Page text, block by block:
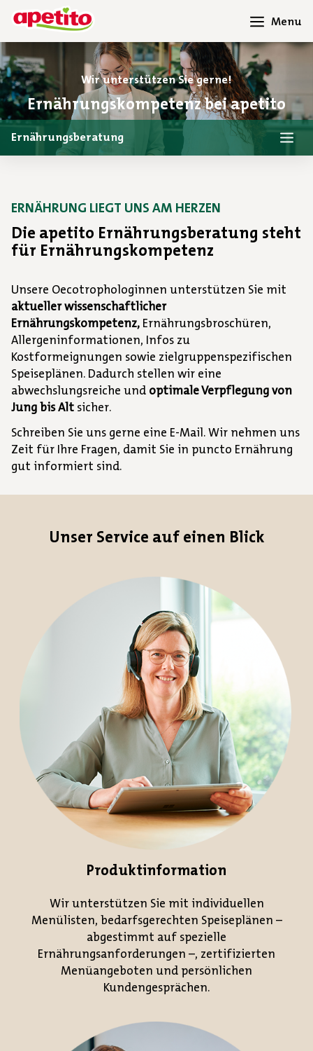
Menu
Wir unterstützen Sie gerne!
Ernährungskompetenz bei apetito
Ernährungsberatung
Die apetito Ernährungsberatung steht
für Ernährungskompetenz
ERNÄHRUNG LIEGT UNS AM HERZEN
Unsere Oecotrophologinnen unterstützen Sie mit
aktueller wissenschaftlicher
Ernährungskompetenz, Ernährungsbroschüren,
Allergeninformationen, Infos zu
Kostformeignungen sowie zielgruppenspezifischen
Speiseplänen. Dadurch stellen wir eine
abwechslungsreiche und optimale Verpflegung von
Jung bis Alt sicher.
Schreiben Sie uns gerne eine E-Mail. Wir nehmen uns
Zeit für Ihre Fragen, damit Sie in puncto Ernährung
gut informiert sind.
Unser Service auf einen Blick
Produktinformation
Wir unterstützen Sie mit individuellen
Menülisten, bedarfsgerechten Speiseplänen –
abgestimmt auf spezielle
Ernährungsanforderungen –, zertifizierten
Menüangeboten und persönlichen
Kundengesprächen.